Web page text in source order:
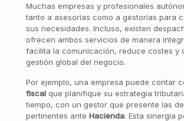
Muchas empresas y profesionales
tanto a asesorías como a gestorías para
sus necesidades. Incluso, existen
ofrecen ambos servicios de manera
facilita la comunicación, reduce costes y
gestión global del negocio.
Por ejemplo, una empresa puede contar
fiscalque planifique su estrategia
tiempo, con un gestor que presente las
pertinentes ante Hacienda. Esta sinergia